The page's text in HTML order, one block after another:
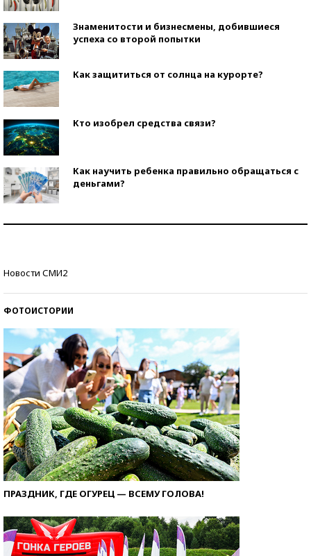
Знаменитости и бизнесмены, добившиеся
успеха со второй попытки
Как защититься от солнца на курорте?
Кто изобрел средства связи?
Как научить ребенка правильно обращаться с
деньгами?
Новости СМИ2
ФОТОИСТОРИИ
ПРАЗДНИК, ГДЕ ОГУРЕЦ — ВСЕМУ ГОЛОВА!